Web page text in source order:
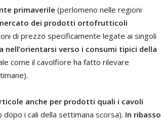
primaverile (perlomeno nelle regioni
dei prodotti ortofrutticoli
di prezzo specificamente legate ai singoli
nell’orientarsi verso i consumi tipici della
come il cavolfiore ha fatto rilevare
anche per prodotti quali i cavoli
i cali della settimana scorsa). In ribasso